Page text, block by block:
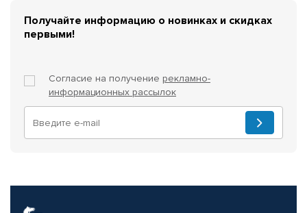
Получайте информацию о новинках и скидках
первыми!
Согласие на получение рекламно-
информационных рассылок